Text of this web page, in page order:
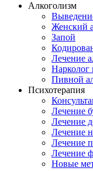
Алкоголизм
Женский
Запой
Лечение
Нарколог
Пивной
Психотерапия
Лечение
Лечение
Лечение
Лечение
Лечение
Новые